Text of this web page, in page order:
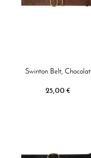
Swinton Belt, Chocolat
25,00 €